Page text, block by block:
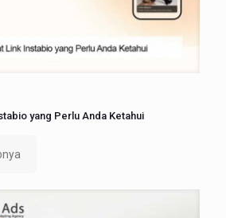
yang Perlu Anda Ketahui